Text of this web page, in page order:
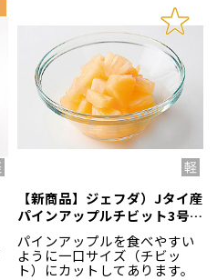
【新商品】ジェフダ）Jタイ産
パインアップルチビット3号
缶 3号缶（固形340g、 内容
総量565g）
パインアップルを食べやすい
ように一口サイズ（チビッ
ト）にカットしてあります。